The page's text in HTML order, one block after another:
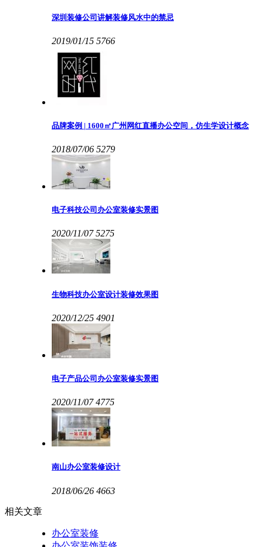
深圳装修公司讲解装修风水中的禁忌
2019/01/15 5766
品牌案例 | 1600㎡广州网红直播办公空间，仿生学设计概念
2018/07/06 5279
电子科技公司办公室装修实景图
2020/11/07 5275
生物科技办公室设计装修效果图
2020/12/25 4901
电子产品公司办公室装修实景图
2020/11/07 4775
南山办公室装修设计
2018/06/26 4663
相关文章
办公室装修